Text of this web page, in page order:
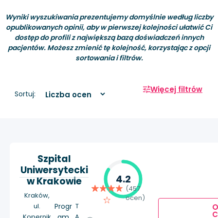
Wyniki wyszukiwania prezentujemy domyślnie według liczby
opublikowanych opinii, aby w pierwszej kolejności ułatwić Ci
dostęp do profili z największą bazą doświadczeń innych
pacjentów. Możesz zmienić tę kolejność, korzystając z opcji
sortowania i filtrów.
Sortuj: Więcej filtrów
Szpital
Uniwersytecki
w Krakowie
Kraków,
ul.
Progr T
4.2
(457
ocen)
O
C